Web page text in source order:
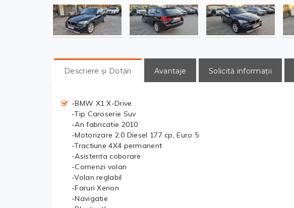
Descriere și Dotări Avantaje Solicită informații
-BMW X1 X-Drive
-Tip Caroserie Suv
-An fabricatie 2010
-Motorizare 2.0 Diesel 177 cp, Euro 5
-Tractiune 4X4 permanent
-Asistenta coborare
-Comenzi volan
-Volan reglabil
-Faruri Xenon
-Navigatie